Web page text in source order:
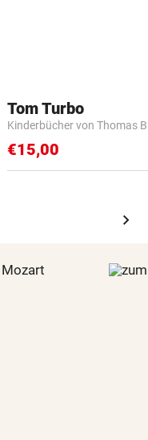
Tom Turbo
Kinderbücher von Thomas
€15,00
chevron_right